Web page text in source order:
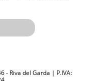
- Riva del Garda | P.IVA: